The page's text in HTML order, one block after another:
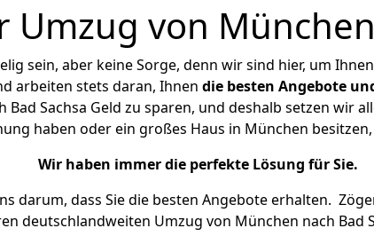
von
sein, aber keine Sorge, denn wir sind hier, um
arbeiten stets daran, Ihnen die besten Angebote
Sachsa Geld zu sparen, und deshalb setzen wir
haben oder ein großes Haus in München
Wir haben immer die perfekte Lösung für Sie.
darum, dass Sie die besten Angebote erhalten.
deutschlandweiten Umzug von München nach Bad